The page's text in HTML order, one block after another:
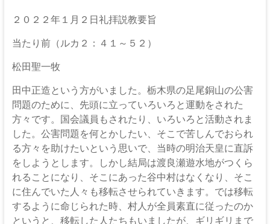
ト
教
団
伊
那
坂
下
教
会
２０２２年１月２日礼拝説教要旨
当たり前（ルカ２：４１～５２）
松田聖一牧
田中正造という方がいました。栃木県の足尾銅山の公害
問題のために、先頭に立っていろいろと運動をされた
方々です。国会議員もされたり、いろいろと活動されま
した。公害問題を何とかしたい、そこで苦しんでおられ
る方々を助けたいという思いで、当時の明治天皇に直訴
をしようとします。しかし結局は渡良瀬遊水地がつくら
れることになり、そこにあった谷中村はなくなり、そこ
に住んでいた人々も移転させられていきます。では移転
するように命じられた時、村人が全員素直に従ったのか
というと、移転した人たちもいましたが、ギリギリまで